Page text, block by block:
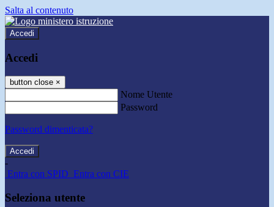
Salta al contenuto
Accedi
Accedi
button close ×
Nome Utente
Password
Password dimenticata?
-
Entra con SPID Entra con CIE
Seleziona utente